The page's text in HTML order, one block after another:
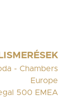
- Chambers
Europe
500 EMEA